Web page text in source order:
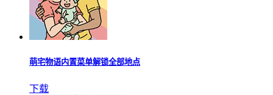
萌宅物语内置菜单解锁全部地点
下载